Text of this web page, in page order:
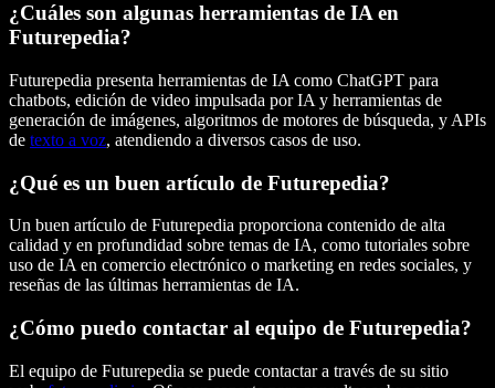
¿Cuáles son algunas herramientas de IA en
Futurepedia?
Futurepedia presenta herramientas de IA como ChatGPT para
chatbots, edición de video impulsada por IA y herramientas de
generación de imágenes, algoritmos de motores de búsqueda, y APIs
de texto a voz, atendiendo a diversos casos de uso.
¿Qué es un buen artículo de Futurepedia?
Un buen artículo de Futurepedia proporciona contenido de alta
calidad y en profundidad sobre temas de IA, como tutoriales sobre
uso de IA en comercio electrónico o marketing en redes sociales, y
reseñas de las últimas herramientas de IA.
¿Cómo puedo contactar al equipo de Futurepedia?
El equipo de Futurepedia se puede contactar a través de su sitio